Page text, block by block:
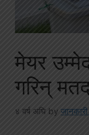
मेयर
गरिन्
४ वर्ष अघि by